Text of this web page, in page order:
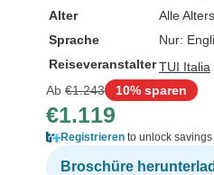
Alter
Alle
Sprache
Nur:
ReiseveranstalterTUI Italia
Ab €1.243 10% sparen
€1.119
Registrieren to unlock savings
Broschüre